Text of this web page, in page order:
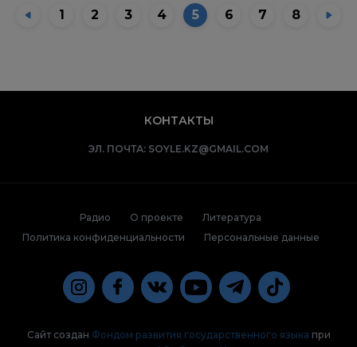
1 2 3 4 5 6 7 8
КОНТАКТЫ
ЭЛ. ПОЧТА: SOYLE.KZ@GMAIL.COM
Радио О проекте
Литература
Политика конфиденциальности
Персональные данные
Сайт создан Фондом развития государственного языка при